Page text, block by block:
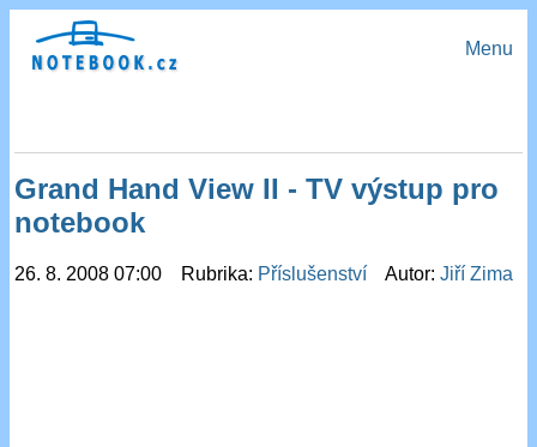
Menu
Grand Hand View II - TV výstup pro
notebook
26. 8. 2008 07:00 Rubrika: Příslušenství Autor:Jiří Zima